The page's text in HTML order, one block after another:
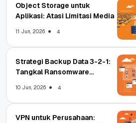
Object Storage untuk
Aplikasi: Atasi Limitasi Media
11 Jun, 2026 4
Strategi Backup Data 3-2-1:
Tangkal Ransomware
10 Jun, 2026 4
VPN untuk Perusahaan: